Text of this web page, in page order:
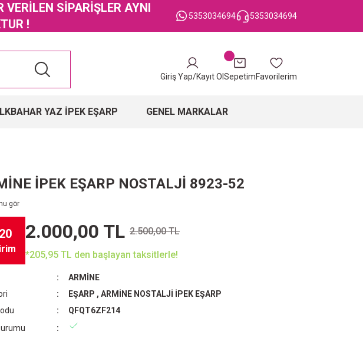
SİPARİŞLER AYNI
!
5353034694 5353034694
Giriş Yap/Kayıt Ol SepetimFavorilerim
YAZ İPEK EŞARP GENEL MARKALAR
İPEK EŞARP NOSTALJİ 8923-52
gör
2.000,00 TL 2.500,00 TL
*205,95 TL den başlayan taksitlerle!
ARMİNE
EŞARP , ARMİNE NOSTALJİ İPEK EŞARP
QFQT6ZF214